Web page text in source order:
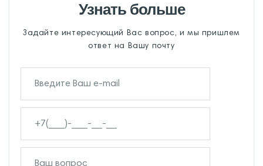
Узнать больше
Задайте интересующий Вас вопрос, и мы пришлем
ответ на Вашу почту